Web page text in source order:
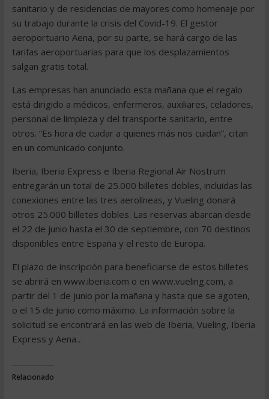
sanitario y de residencias de mayores como homenaje por
su trabajo durante la crisis del Covid-19. El gestor
aeroportuario Aena, por su parte, se hará cargo de las
tarifas aeroportuarias para que los desplazamientos
salgan gratis total.
Las empresas han anunciado esta mañana que el regalo
está dirigido a médicos, enfermeros, auxiliares, celadores,
personal de limpieza y del transporte sanitario, entre
otros. “Es hora de cuidar a quienes más nos cuidan”, citan
en un comunicado conjunto.
Iberia, Iberia Express e Iberia Regional Air Nostrum
entregarán un total de 25.000 billetes dobles, incluidas las
conexiones entre las tres aerolíneas, y Vueling donará
otros 25.000 billetes dobles. Las reservas abarcan desde
el 22 de junio hasta el 30 de septiembre, con 70 destinos
disponibles entre España y el resto de Europa.
El plazo de inscripción para beneficiarse de estos billetes
se abrirá en www.iberia.com o en www.vueling.com, a
partir del 1 de junio por la mañana y hasta que se agoten,
o el 15 de junio como máximo. La información sobre la
solicitud se encontrará en las web de Iberia, Vueling, Iberia
Express y Aena…
Relacionado